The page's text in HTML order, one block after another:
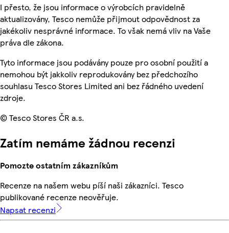
I přesto, že jsou informace o výrobcích pravidelně
aktualizovány, Tesco nemůže přijmout odpovědnost za
jakékoliv nesprávné informace. To však nemá vliv na Vaše
práva dle zákona.
Tyto informace jsou podávány pouze pro osobní použití a
nemohou být jakkoliv reprodukovány bez předchozího
souhlasu Tesco Stores Limited ani bez řádného uvedení
zdroje.
© Tesco Stores ČR a.s.
Zatím nemáme žádnou recenzi
Pomozte ostatním zákazníkům
Recenze na našem webu píší naši zákazníci. Tesco
publikované recenze neověřuje.
Napsat recenzi